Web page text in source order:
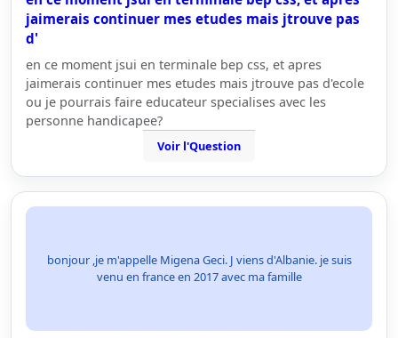
jaimerais continuer mes etudes mais jtrouve pas
d'
en ce moment jsui en terminale bep css, et apres
jaimerais continuer mes etudes mais jtrouve pas d'ecole
ou je pourrais faire educateur specialises avec les
personne handicapee?
Voir l'Question
bonjour ,je m'appelle Migena Geci. J viens d'Albanie. je suis
venu en france en 2017 avec ma famille